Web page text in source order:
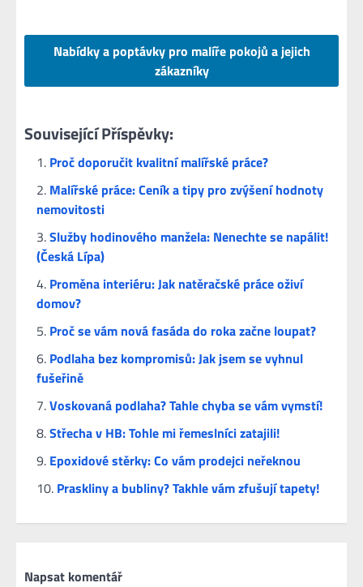
Nabídky a poptávky pro malíře pokojů a jejich
zákazníky
Související Příspěvky:
Proč doporučit kvalitní malířské práce?
Malířské práce: Ceník a tipy pro zvýšení hodnoty
nemovitosti
Služby hodinového manžela: Nenechte se napálit!
(Česká Lípa)
Proměna interiéru: Jak natěračské práce oživí
domov?
Proč se vám nová fasáda do roka začne loupat?
Podlaha bez kompromisů: Jak jsem se vyhnul
fušeřině
Voskovaná podlaha? Tahle chyba se vám vymstí!
Střecha v HB: Tohle mi řemeslníci zatajili!
Epoxidové stěrky: Co vám prodejci neřeknou
Praskliny a bubliny? Takhle vám zfušují tapety!
Napsat komentář